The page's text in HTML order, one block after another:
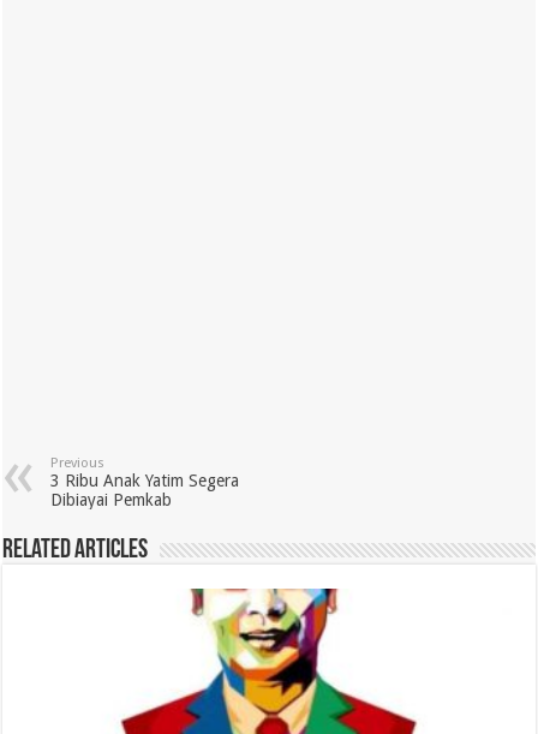
Previous
3 Ribu Anak Yatim Segera
Dibiayai Pemkab
Related Articles